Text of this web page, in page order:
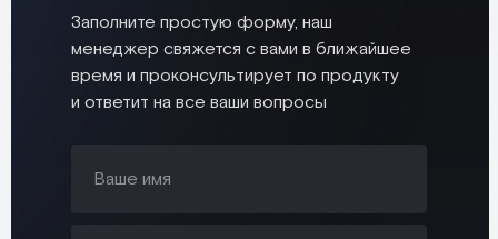
Заполните простую форму, наш
менеджер свяжется с вами в ближайшее
время и проконсультирует по продукту
и ответит на все ваши вопросы